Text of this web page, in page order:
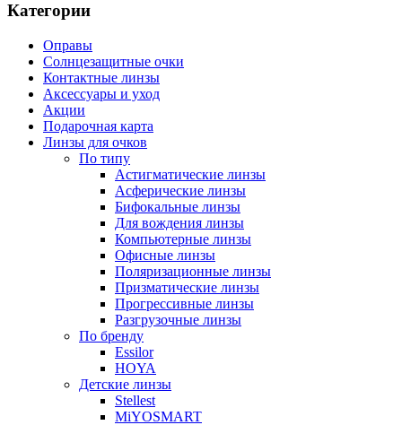
Категории
Оправы
Солнцезащитные очки
Контактные линзы
Аксессуары и уход
Акции
Подарочная карта
Линзы для очков
По типу
Астигматические линзы
Асферические линзы
Бифокальные линзы
Для вождения линзы
Компьютерные линзы
Офисные линзы
Поляризационные линзы
Призматические линзы
Прогрессивные линзы
Разгрузочные линзы
По бренду
Essilor
HOYA
Детские линзы
Stellest
MiYOSMART